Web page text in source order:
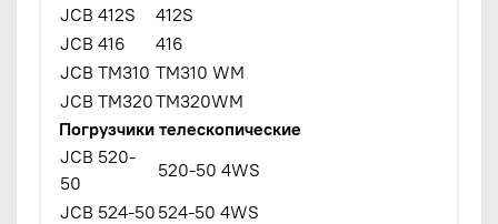
JCB 412S
412S
JCB 416
416
JCB TM310 TM310 WM
JCB TM320TM320WM
Погрузчики телескопические
JCB 520-
50
520-50 4WS
JCB 524-50 524-50 4WS